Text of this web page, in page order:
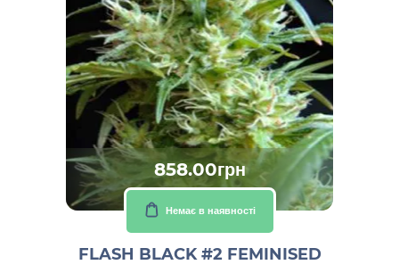
858.00грн
Немає в наявності
FLASH BLACK #2 FEMINISED